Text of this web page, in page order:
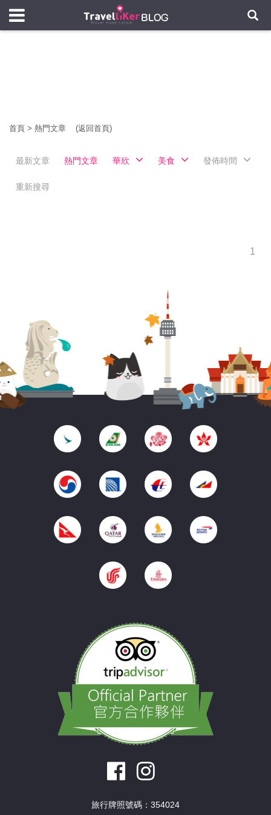
首頁 > 熱門文章 (返回首頁)
最新文章 熱門文章 華欣 美食 發佈時間
重新搜尋
1
旅行牌照號碼：354024